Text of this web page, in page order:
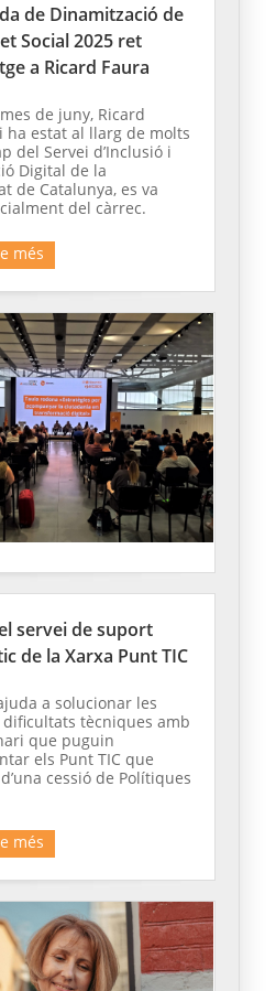
de Dinamització de
Social 2025 ret
a Ricard Faura
de juny, Ricard
ha estat al llarg de molts
del Servei d’Inclusió i
Digital de la
de Catalunya, es va
del càrrec.
més
el servei de suport
de la Xarxa Punt TIC
a solucionar les
dificultats tècniques amb
que puguin
els Punt TIC que
cessió de Polítiques
més